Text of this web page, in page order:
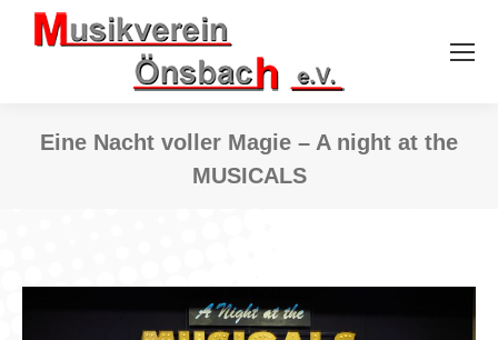
Eine Nacht voller Magie – A night at the
MUSICALS